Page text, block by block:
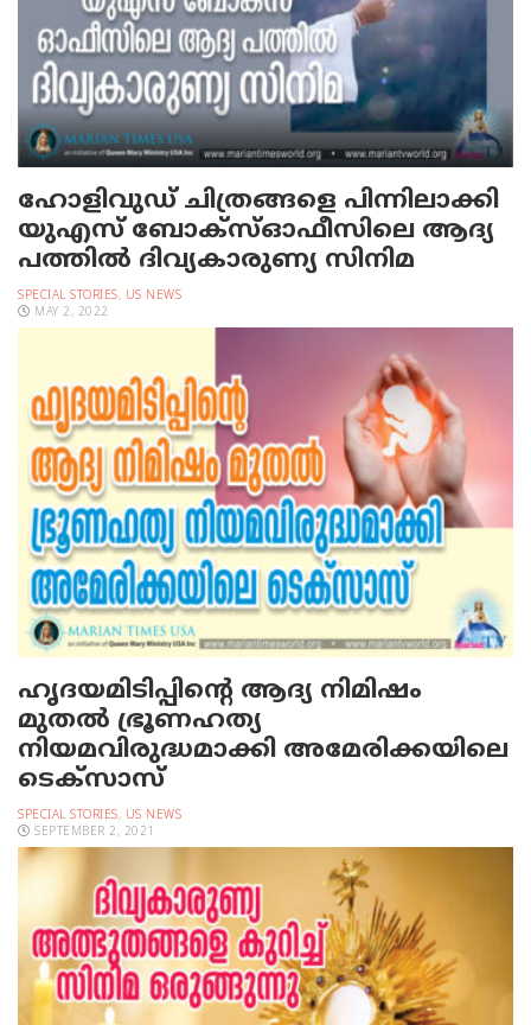
ഹോളിവുഡ് ചിത്രങ്ങളെ പിന്നിലാക്കി
യു‌എസ് ബോക്സ്ഓഫീസിലെ ആദ്യ
പത്തില്‍ ദിവ്യകാരുണ്യ സിനിമ
SPECIAL STORIES, US NEWS
MAY 2, 2022
ഹൃദയമിടിപ്പിന്റെ ആദ്യ നിമിഷം
മുതല്‍ ഭ്രൂണഹത്യ
നിയമവിരുദ്ധമാക്കി അമേരിക്കയിലെ
ടെക്‌സാസ്
SPECIAL STORIES, US NEWS
SEPTEMBER 2, 2021